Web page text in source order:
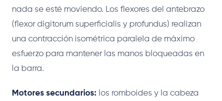
nada se esté moviendo. Los flexores del antebrazo
(flexor digitorum superficialis y profundus) realizan
una contracción isométrica paralela de máximo
esfuerzo para mantener las manos bloqueadas en
la barra.
Motores secundarios: los romboides y la cabeza